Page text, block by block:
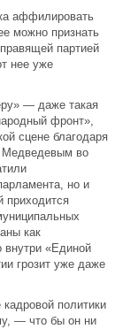
аффилировать
можно признать
партией
нее уже
— даже такая
фронт»,
сцене благодаря
Медведевым во
но и
приходится
как
внутри «Единой
грозит уже даже
политики
— что бы он ни